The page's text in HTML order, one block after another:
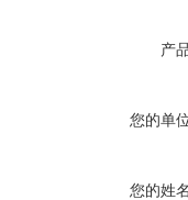
产
您的单
您的姓